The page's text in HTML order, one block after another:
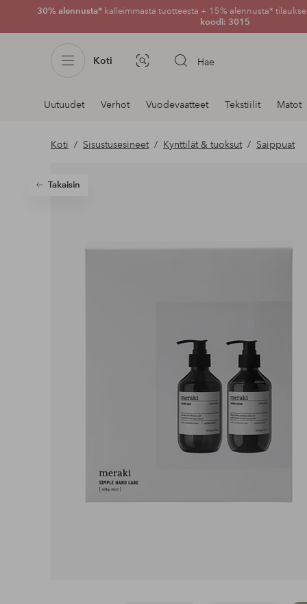
30% alennusta* kalleimmasta tuotteesta + 15% alennusta*
koodi: 3015
Koti Kuvahaku Hae
Navigointi
osastoilla
Uutuudet Verhot Vuodevaatteet Tekstiilit Matot
Koti Sisustusesineet Kynttilät & tuoksut Saippuat
Takaisin